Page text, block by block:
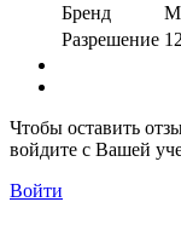
Бренд
Разрешение
Чтобы оставить
войдите с Вашей
Войти